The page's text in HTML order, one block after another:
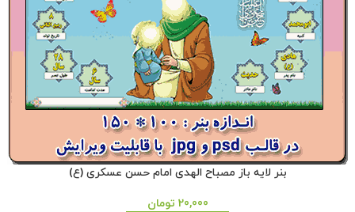
بنر لایه باز مصباح الهدی امام حسن عسکری (ع)
20,000 تومان